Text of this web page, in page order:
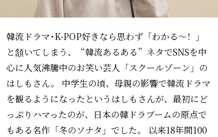
韓流ドラマ･K-POP好きなら思わず「わかる〜！」
と頷いてしまう、“韓流あるある”ネタでSNSを中
心に人気沸騰中のお笑い芸人「スクールゾーン」の
はしもさん。 中学生の頃、母親の影響で韓流ドラマ
を観るようになったというはしもさんが、最初にど
っぷりハマったのが、日本の韓ドラブームの原点で
もある名作「冬のソナタ」でした。 以来18年間100